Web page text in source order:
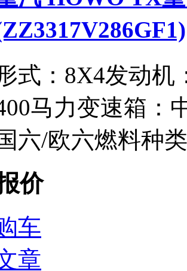
式： 8X4发动机
马力变速箱：
六/欧六燃料种
价
车
章